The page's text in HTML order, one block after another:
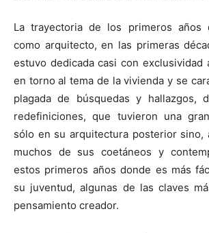
La trayectoria de los primeros años
como arquitecto, en las primeras
estuvo dedicada casi con exclusividad
en torno al tema de la vivienda y se
plagada de búsquedas y hallazgos,
redefiniciones, que tuvieron una
sólo en su arquitectura posterior sino,
muchos de sus coetáneos y
estos primeros años donde es más
su juventud, algunas de las claves
pensamiento creador.